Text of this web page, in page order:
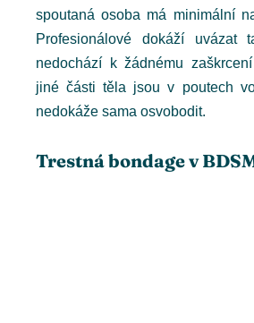
spoutaná osoba má minimální
Profesionálové dokáží uvázat
nedochází k žádnému
jiné části těla jsou v poutech
nedokáže sama osvobodit.
Trestná bondage v